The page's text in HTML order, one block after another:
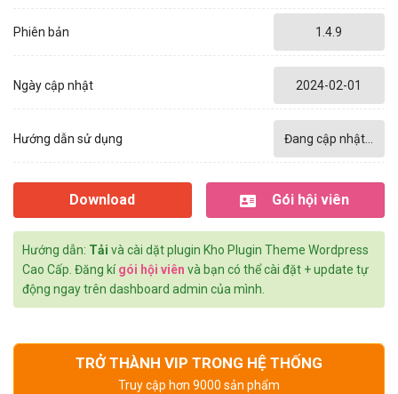
Phiên bản 1.4.9
Ngày cập nhật 2024-02-01
Hướng dẫn sử dụng Đang cập nhật...
Download Gói hội viên
Hướng dẫn: Tải và cài dặt plugin Kho Plugin Theme Wordpress
Cao Cấp. Đăng kígói hội viên và bạn có thể cài đặt + update tự
động ngay trên dashboard admin của mình.
TRỞ THÀNH VIP TRONG HỆ THỐNG
Truy cập hơn 9000 sản phẩm